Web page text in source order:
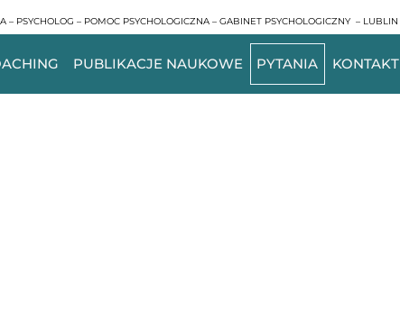
– PSYCHOLOG – POMOC PSYCHOLOGICZNA – GABINET PSYCHOLOGICZNY – LUBLIN
PUBLIKACJE NAUKOWE PYTANIA KONTAKT